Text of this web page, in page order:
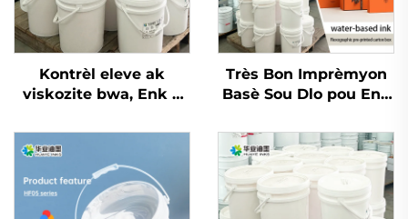
Kontrèl eleve ak
viskozite bwa, Enk a
teknoloji impremyon
Très Bon Imprèmyon
Basè Sou Dlo pou Enk
Blan Ordineri ak
Papye Kouvè epi Lòt
Matriyèl